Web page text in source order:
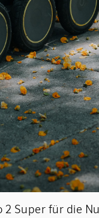
Super für die